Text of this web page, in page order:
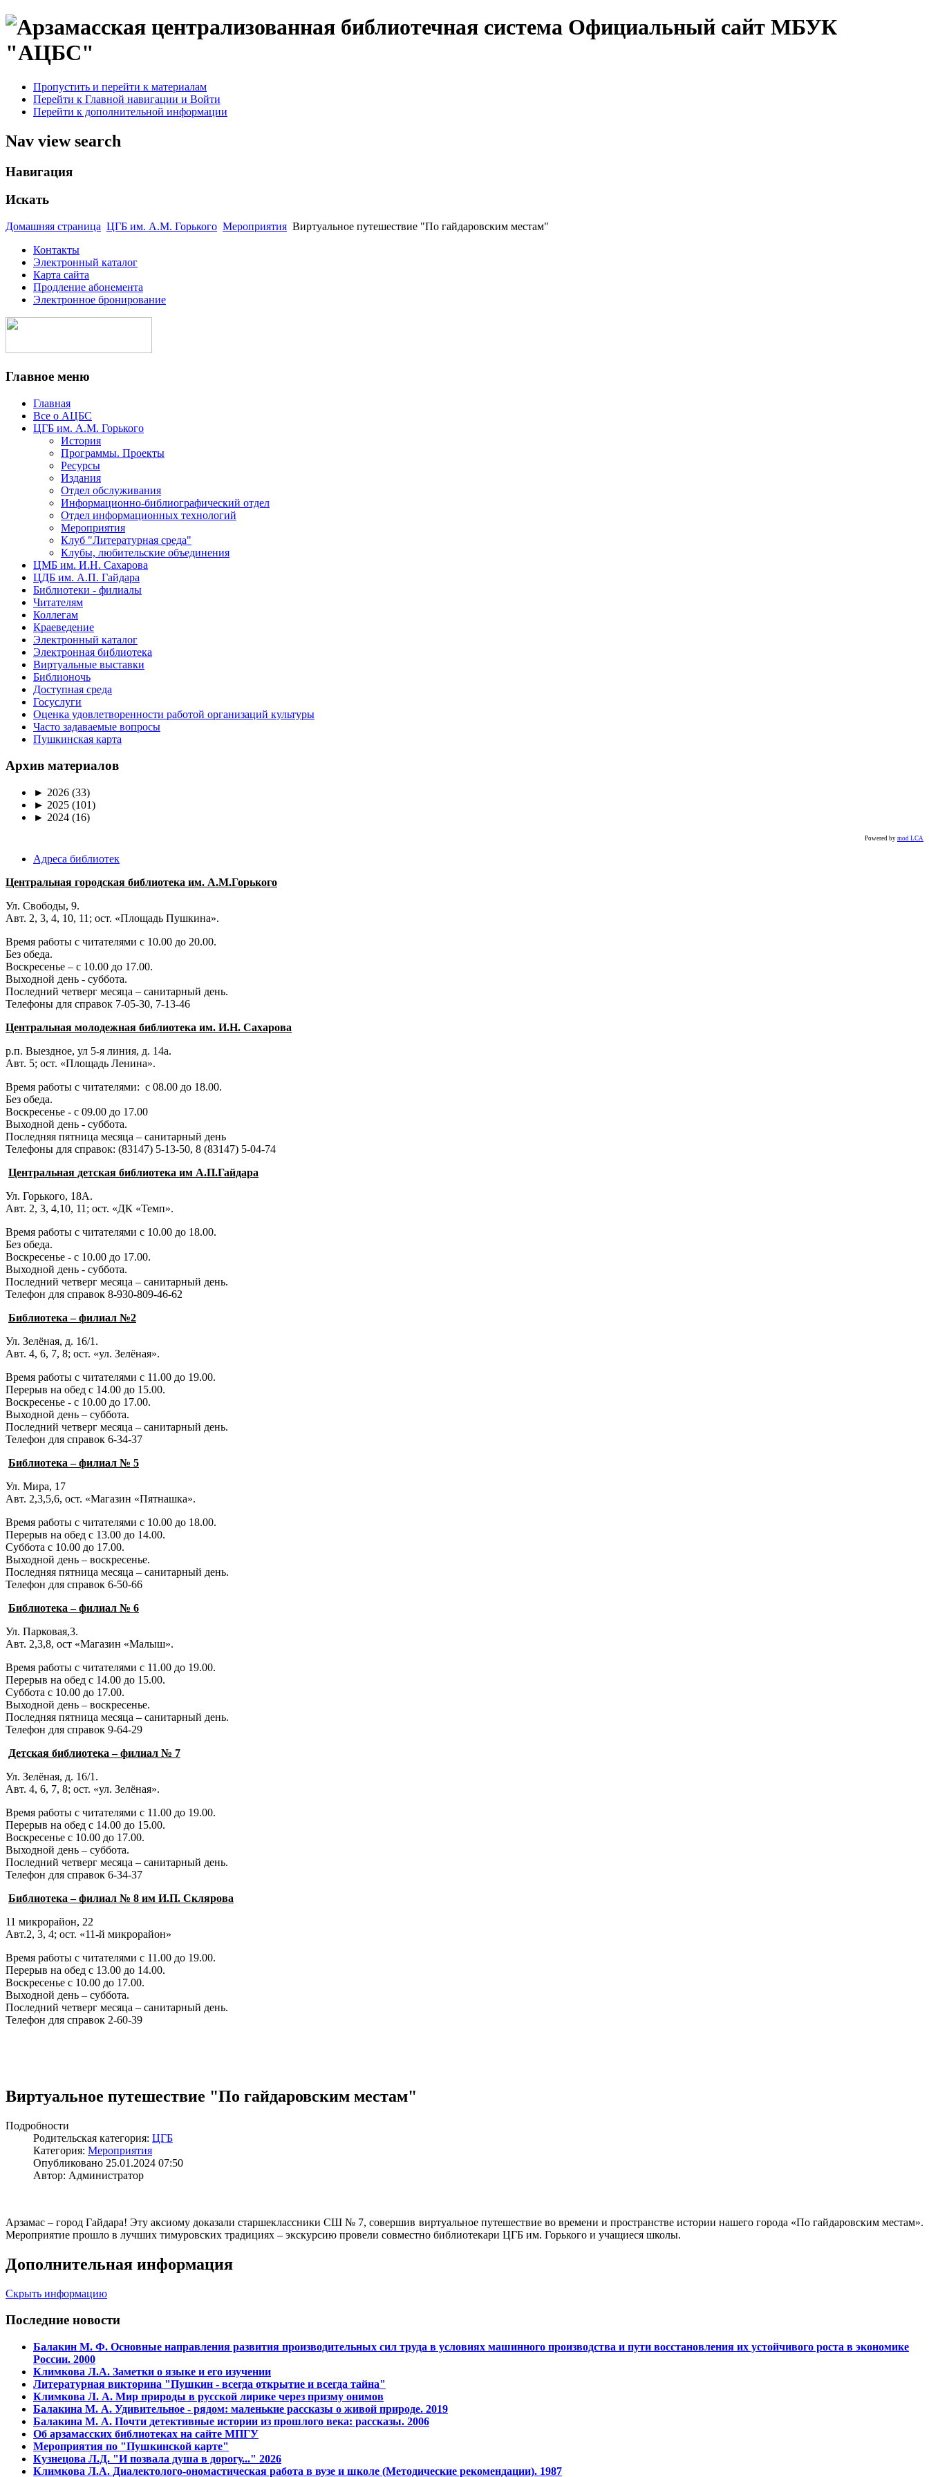
Официальный сайт МБУК
"АЦБС"
Пропустить и перейти к материалам
Перейти к Главной навигации и Войти
Перейти к дополнительной информации
Nav view search
Навигация
Искать
Домашняя страница ЦГБ им. А.М. Горького Мероприятия Виртуальное путешествие "По гайдаровским местам"
Контакты
Электронный каталог
Карта сайта
Продление абонемента
Электронное бронирование
Главное меню
Главная
Все о АЦБС
ЦГБ им. А.М. Горького
История
Программы. Проекты
Ресурсы
Издания
Отдел обслуживания
Информационно-библиографический отдел
Отдел информационных технологий
Мероприятия
Клуб "Литературная среда"
Клубы, любительские объединения
ЦМБ им. И.Н. Сахарова
ЦДБ им. А.П. Гайдара
Библиотеки - филиалы
Читателям
Коллегам
Краеведение
Электронный каталог
Электронная библиотека
Виртуальные выставки
Библионочь
Доступная среда
Госуслуги
Оценка удовлетворенности работой организаций культуры
Часто задаваемые вопросы
Пушкинская карта
Архив материалов
► 2026 (33)
► 2025 (101)
► 2024 (16)
Powered by mod LCA
Адреса библиотек
Центральная городская библиотека им. А.М.Горького
Ул. Свободы, 9.
Авт. 2, 3, 4, 10, 11; ост. «Площадь Пушкина».
Время работы с читателями с 10.00 до 20.00.
Без обеда.
Воскресенье – с 10.00 до 17.00.
Выходной день - суббота.
Последний четверг месяца – санитарный день.
Телефоны для справок 7-05-30, 7-13-46
Центральная молодежная библиотека им. И.Н. Сахарова
р.п. Выездное, ул 5-я линия, д. 14а.
Авт. 5; ост. «Площадь Ленина».
Время работы с читателями: с 08.00 до 18.00.
Без обеда.
Воскресенье - с 09.00 до 17.00
Выходной день - суббота.
Последняя пятница месяца – санитарный день
Телефоны для справок: (83147) 5-13-50, 8 (83147) 5-04-74
Центральная детская библиотека им А.П.Гайдара
Ул. Горького, 18А.
Авт. 2, 3, 4,10, 11; ост. «ДК «Темп».
Время работы с читателями с 10.00 до 18.00.
Без обеда.
Воскресенье - с 10.00 до 17.00.
Выходной день - суббота.
Последний четверг месяца – санитарный день.
Телефон для справок 8-930-809-46-62
Библиотека – филиал №2
Ул. Зелёная, д. 16/1.
Авт. 4, 6, 7, 8; ост. «ул. Зелёная».
Время работы с читателями с 11.00 до 19.00.
Перерыв на обед с 14.00 до 15.00.
Воскресенье - с 10.00 до 17.00.
Выходной день – суббота.
Последний четверг месяца – санитарный день.
Телефон для справок 6-34-37
Библиотека – филиал № 5
Ул. Мира, 17
Авт. 2,3,5,6, ост. «Магазин «Пятнашка».
Время работы с читателями с 10.00 до 18.00.
Перерыв на обед с 13.00 до 14.00.
Суббота с 10.00 до 17.00.
Выходной день – воскресенье.
Последняя пятница месяца – санитарный день.
Телефон для справок 6-50-66
Библиотека – филиал № 6
Ул. Парковая,3.
Авт. 2,3,8, ост «Магазин «Малыш».
Время работы с читателями с 11.00 до 19.00.
Перерыв на обед с 14.00 до 15.00.
Суббота с 10.00 до 17.00.
Выходной день – воскресенье.
Последняя пятница месяца – санитарный день.
Телефон для справок 9-64-29
Детская библиотека – филиал № 7
Ул. Зелёная, д. 16/1.
Авт. 4, 6, 7, 8; ост. «ул. Зелёная».
Время работы с читателями с 11.00 до 19.00.
Перерыв на обед с 14.00 до 15.00.
Воскресенье с 10.00 до 17.00.
Выходной день – суббота.
Последний четверг месяца – санитарный день.
Телефон для справок 6-34-37
Библиотека – филиал № 8 им И.П. Склярова
11 микрорайон, 22
Авт.2, 3, 4; ост. «11-й микрорайон»
Время работы с читателями с 11.00 до 19.00.
Перерыв на обед с 13.00 до 14.00.
Воскресенье с 10.00 до 17.00.
Выходной день – суббота.
Последний четверг месяца – санитарный день.
Телефон для справок 2-60-39
Виртуальное путешествие "По гайдаровским местам"
Подробности
Родительская категория: ЦГБ
Категория: Мероприятия
Опубликовано 25.01.2024 07:50
Автор: Администратор
Арзамас – город Гайдара! Эту аксиому доказали старшеклассники СШ № 7, совершив виртуальное путешествие во времени и пространстве истории нашего города «По гайдаровским местам».
Мероприятие прошло в лучших тимуровских традициях – экскурсию провели совместно библиотекари ЦГБ им. Горького и учащиеся школы.
Дополнительная информация
Скрыть информацию
Последние новости
Балакин М. Ф. Основные напpавления pазвития пpоизводительных сил тpуда в условиях машинного пpоизводства и пути восстановления их устойчивого pоста в экономике
России. 2000
Климкова Л.А. Заметки о языке и его изучении
Литературная викторина "Пушкин - всегда открытие и всегда тайна"
Климкова Л. А. Мир природы в русской лирике через призму онимов
Балакина М. А. Удивительное - рядом: маленькие рассказы о живой природе. 2019
Балакина М. А. Почти детективные истории из прошлого века: рассказы. 2006
Об арзамасских библиотеках на сайте МПГУ
Мероприятия по "Пушкинской карте"
Кузнецова Л.Д. "И позвала душа в дорогу..." 2026
Климкова Л.А. Диалектолого-ономастическая работа в вузе и школе (Методические рекомендации). 1987